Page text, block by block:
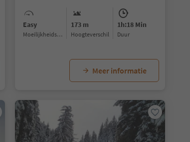
Easy
Moeilijkheidsgraad
173 m
Hoogteverschil
1h:18 Min
Duur
Meer informatie